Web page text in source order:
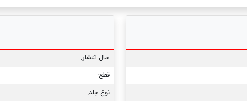
سال انتشار:
قطع:
نوع جلد: